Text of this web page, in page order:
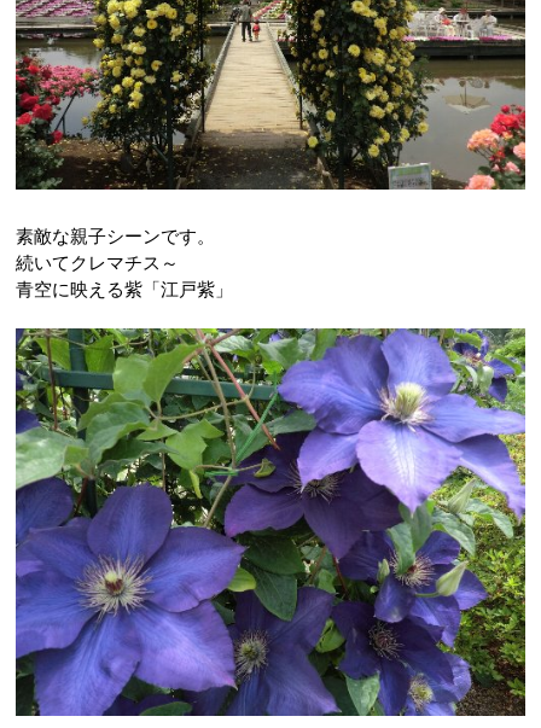
素敵な親子シーンです。
続いてクレマチス～
青空に映える紫「江戸紫」